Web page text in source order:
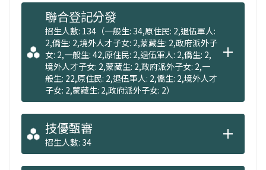
費達8,662萬元。此外，本系推動國際交換與國
際競賽參與，積極拓展師生全球視野，亦獲得
明顯實績。
詳細資訊請參閱系所網址：
https://vc.stust.edu.tw/
聯合登記分發
招生人數: 134（一般生: 34,原住民: 2,退伍軍人:
2,僑生: 2,境外人才子女: 2,蒙藏生: 2,政府派外子
女: 2,一般生: 42,原住民: 2,退伍軍人: 2,僑生: 2,
境外人才子女: 2,蒙藏生: 2,政府派外子女: 2,一
般生: 22,原住民: 2,退伍軍人: 2,僑生: 2,境外人才
子女: 2,蒙藏生: 2,政府派外子女: 2）
技優甄審
招生人數: 34